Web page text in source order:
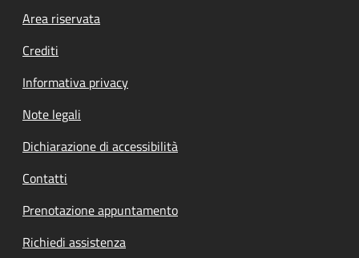
Footer menu
Area riservata
Crediti
Informativa privacy
Note legali
Dichiarazione di accessibilità
Contatti
Prenotazione appuntamento
Richiedi assistenza